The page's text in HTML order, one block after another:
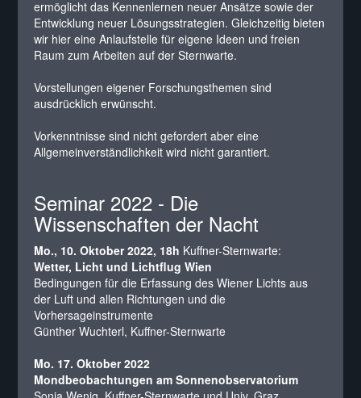
ermöglicht das Kennenlernen neuer Ansätze sowie der
Entwicklung neuer Lösungsstrategien. Gleichzeitig bieten
wir hier eine Anlaufstelle für eigene Ideen und freien
Raum zum Arbeiten auf der Sternwarte.
Vorstellungen eigener Forschungsthemen sind
ausdrücklich erwünscht.
Vorkenntnisse sind nicht gefordert aber eine
Allgemeinverständlichkeit wird nicht garantiert.
Seminar 2022 - Die
Wissenschaften der Nacht
Mo., 10. Oktober 2022, 18h Kuffner-Sternwarte:
Wetter, Licht und Lichtflug Wien
Bedingungen für die Erfassung des Wiener Lichts aus
der Luft und allen Richtungen und die
Vorhersageinstrumente
Günther Wuchterl, Kuffner-Sternwarte
Mo. 17. Oktober 2022
Mondbeobachtungen am Sonnenobservatorium